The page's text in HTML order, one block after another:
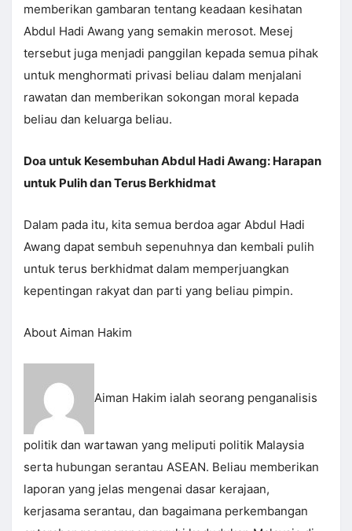
memberikan gambaran tentang keadaan kesihatan
Abdul Hadi Awang yang semakin merosot. Mesej
tersebut juga menjadi panggilan kepada semua pihak
untuk menghormati privasi beliau dalam menjalani
rawatan dan memberikan sokongan moral kepada
beliau dan keluarga beliau.
Doa untuk Kesembuhan Abdul Hadi Awang: Harapan
untuk Pulih dan Terus Berkhidmat
Dalam pada itu, kita semua berdoa agar Abdul Hadi
Awang dapat sembuh sepenuhnya dan kembali pulih
untuk terus berkhidmat dalam memperjuangkan
kepentingan rakyat dan parti yang beliau pimpin.
About Aiman Hakim
Aiman Hakim ialah seorang penganalisis
politik dan wartawan yang meliputi politik Malaysia
serta hubungan serantau ASEAN. Beliau memberikan
laporan yang jelas mengenai dasar kerajaan,
kerjasama serantau, dan bagaimana perkembangan